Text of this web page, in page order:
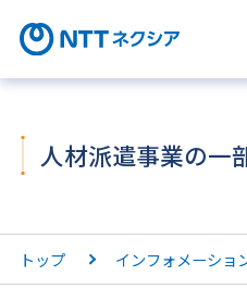
人材派遣事業の一
トップ インフォメーショ